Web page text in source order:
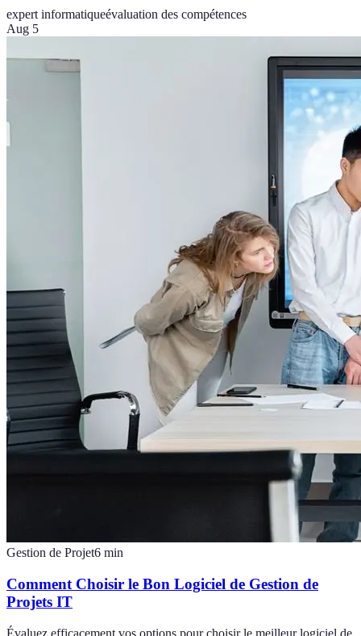
expert informatiqueévaluation des compétences
Aug 5
Gestion de Projet6 min
Comment Choisir le Bon Logiciel de Gestion de
Projets IT
Évaluez efficacement vos options pour choisir le meilleur logiciel de